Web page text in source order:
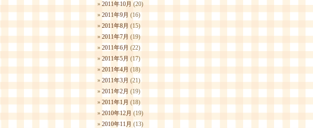
2011年10月 (20)
2011年9月 (16)
2011年8月 (15)
2011年7月 (19)
2011年6月 (22)
2011年5月 (17)
2011年4月 (18)
2011年3月 (21)
2011年2月 (19)
2011年1月 (18)
2010年12月 (19)
2010年11月 (13)